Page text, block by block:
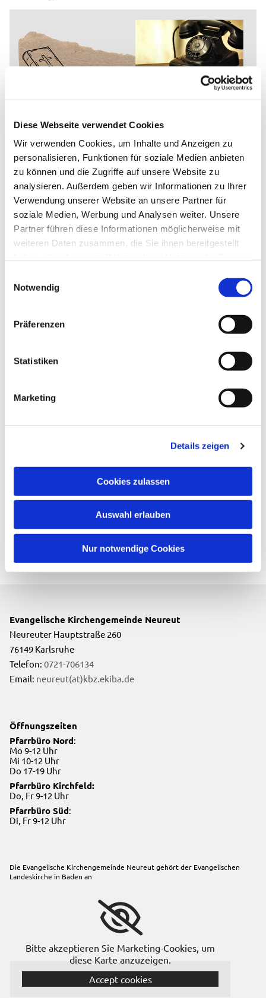
Diese Webseite verwendet Cookies
Wir verwenden Cookies, um Inhalte und Anzeigen zu
personalisieren, Funktionen für soziale Medien anbieten
zu können und die Zugriffe auf unsere Website zu
analysieren. Außerdem geben wir Informationen zu Ihrer
Verwendung unserer Website an unsere Partner für
soziale Medien, Werbung und Analysen weiter. Unsere
Partner führen diese Informationen möglicherweise mit
weiteren Daten zusammen, die Sie ihnen bereitgestellt
Notwendig
Präferenzen
Statistiken
Marketing
Details zeigen
Cookies zulassen
Auswahl erlauben
Nur notwendige Cookies
Dies könnte Sie auch interessieren
Evangelische Kirchengemeinde Neureut
Neureuter Hauptstraße 260
76149 Karlsruhe
Telefon: 0721-706134
Email: neureut(at)kbz.ekiba.de
Öffnungszeiten
Pfarrbüro Nord:
Mo 9-12 Uhr
Mi 10-12 Uhr
Do 17-19 Uhr
Pfarrbüro Kirchfeld:
Do, Fr 9-12 Uhr
Pfarrbüro Süd:
Di, Fr 9-12 Uhr
Die Evangelische Kirchengemeinde Neureut gehört der Evangelischen
Landeskirche in Baden an
Bitte akzeptieren Sie Marketing-Cookies, um
diese Karte anzuzeigen.
Accept cookies